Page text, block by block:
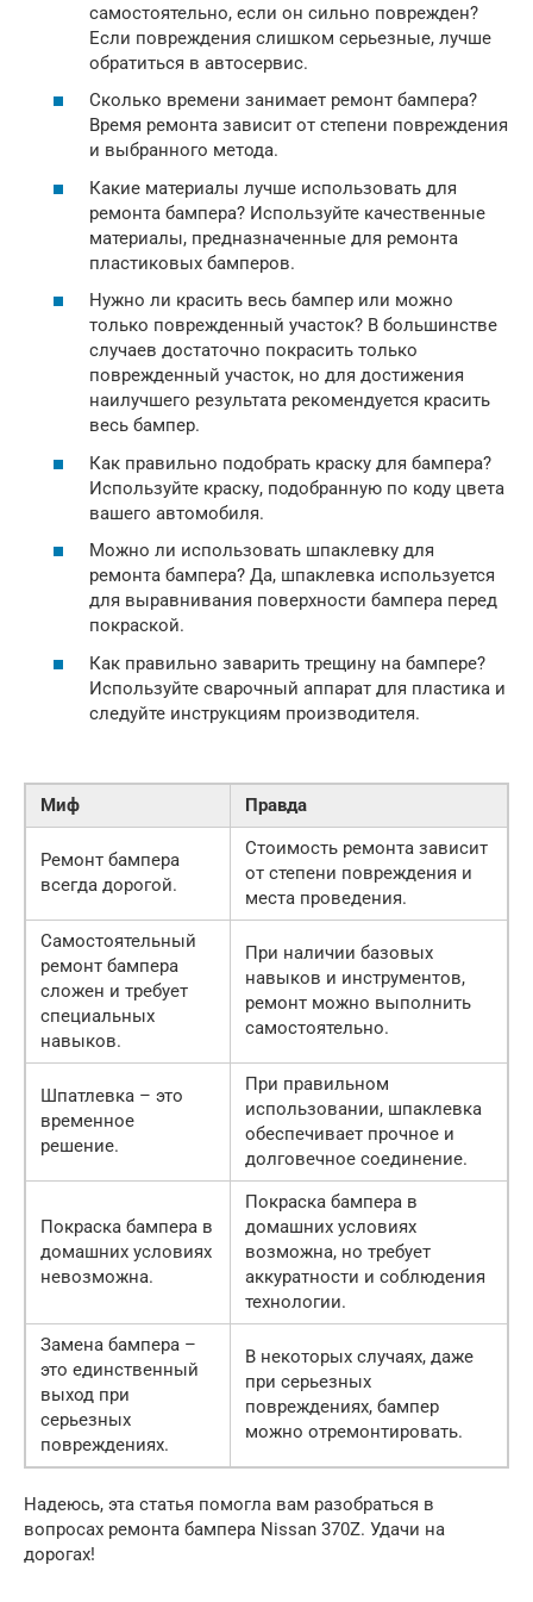
самостоятельно, если он сильно поврежден?
Если повреждения слишком серьезные, лучше
обратиться в автосервис.
Сколько времени занимает ремонт бампера?
Время ремонта зависит от степени повреждения
и выбранного метода.
Какие материалы лучше использовать для
ремонта бампера? Используйте качественные
материалы, предназначенные для ремонта
пластиковых бамперов.
Нужно ли красить весь бампер или можно
только поврежденный участок? В большинстве
случаев достаточно покрасить только
поврежденный участок, но для достижения
наилучшего результата рекомендуется красить
весь бампер.
Как правильно подобрать краску для бампера?
Используйте краску, подобранную по коду цвета
вашего автомобиля.
Можно ли использовать шпаклевку для
ремонта бампера? Да, шпаклевка используется
для выравнивания поверхности бампера перед
покраской.
Как правильно заварить трещину на бампере?
Используйте сварочный аппарат для пластика и
следуйте инструкциям производителя.
Миф Правда
Ремонт бампера
всегда дорогой.
Стоимость ремонта зависит
от степени повреждения и
места проведения.
Самостоятельный
ремонт бампера
сложен и требует
специальных
навыков.
При наличии базовых
навыков и инструментов,
ремонт можно выполнить
самостоятельно.
Шпатлевка – это
временное
решение.
При правильном
использовании, шпаклевка
обеспечивает прочное и
долговечное соединение.
Покраска бампера в
домашних условиях
невозможна.
Покраска бампера в
домашних условиях
возможна, но требует
аккуратности и соблюдения
технологии.
Замена бампера –
это единственный
выход при
серьезных
повреждениях.
В некоторых случаях, даже
при серьезных
повреждениях, бампер
можно отремонтировать.
Надеюсь, эта статья помогла вам разобраться в
вопросах ремонта бампера Nissan 370Z. Удачи на
дорогах!